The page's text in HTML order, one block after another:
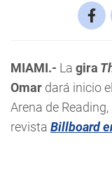
MIAMI.- La gira
Omar dará inicio
Arena de
revista Billboard